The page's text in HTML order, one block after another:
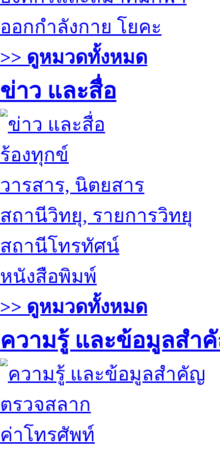
ออกกำลังกาย โยคะ
>> ดูหมวดทั้งหมด
ข่าว และสื่อ
ร้องทุกข์
วารสาร, นิตยสาร
สถานีวิทยุ, รายการวิทยุ
สถานีโทรทัศน์
หนังสือพิมพ์
>> ดูหมวดทั้งหมด
ความรู้ และข้อมูลสำ
ตรวจสลาก
ค่าโทรศัพท์